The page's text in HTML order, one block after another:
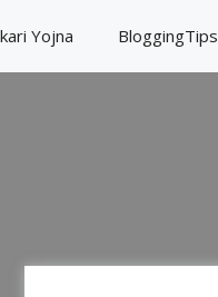
Yojna BloggingTips